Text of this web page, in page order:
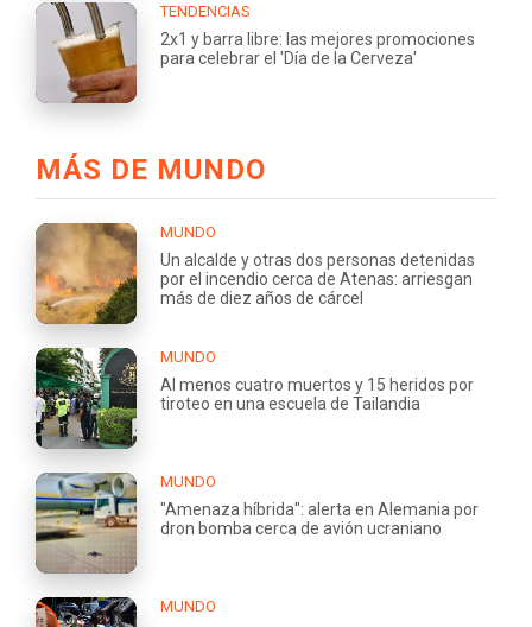
TENDENCIAS
2x1 y barra libre: las mejores promociones
para celebrar el 'Día de la Cerveza'
MÁS DE MUNDO
MUNDO
Un alcalde y otras dos personas detenidas
por el incendio cerca de Atenas: arriesgan
más de diez años de cárcel
MUNDO
Al menos cuatro muertos y 15 heridos por
tiroteo en una escuela de Tailandia
MUNDO
"Amenaza híbrida": alerta en Alemania por
dron bomba cerca de avión ucraniano
MUNDO